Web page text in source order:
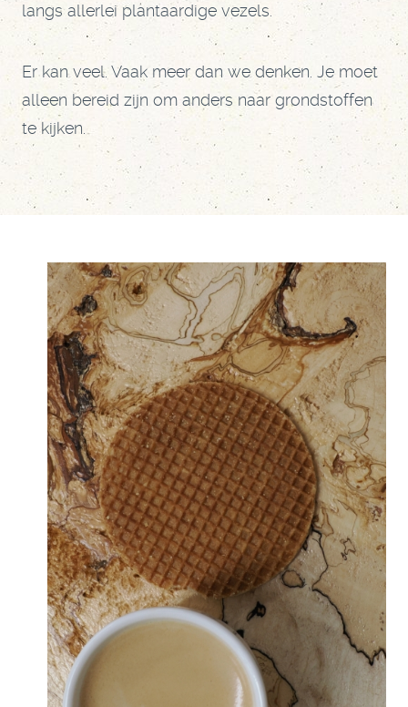
langs allerlei plantaardige vezels.
Er kan veel. Vaak meer dan we denken. Je moet
alleen bereid zijn om anders naar grondstoffen
te kijken.